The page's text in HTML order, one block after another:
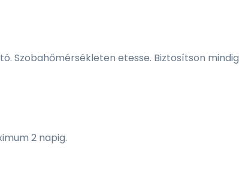
Szobahőmérsékleten etesse. Biztosítson mindig
2 napig.